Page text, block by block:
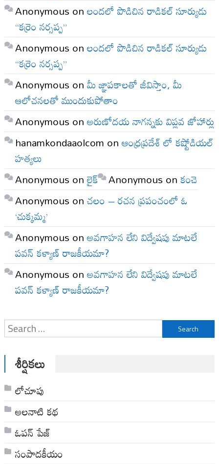
Anonymous onలందలో పొడిచిన రాడికల్ సూర్యుడు
“కర్రెం నర్సప్ప”
Anonymous onలందలో పొడిచిన రాడికల్ సూర్యుడు
“కర్రెం నర్సప్ప”
Anonymous onమీ జ్ఞాపకాలతో జీవిస్తాం, మీ
ఆలోచనలతో ముందుకుపోతాం
Anonymous onఅరుణోదయ నాగన్నకు విప్లవ జోహార్లు
hanamkondaaolcom onఆంధ్రప్రదేశ్ లో కష్టోడియల్
హత్యలు
Anonymous onలైక్ Anonymous onకంచె
Anonymous onచలం – రచన ప్రపంచంలో ఓ
‘చుక్కమ్మ’
Anonymous onఅవగాహన లేని విద్వేషపు మాటలే
పవన్ కళ్యాణ్ రాజకీయమా?
Anonymous onఅవగాహన లేని విద్వేషపు మాటలే
పవన్ కళ్యాణ్ రాజకీయమా?
Search
for:
శీర్షికలు
లోచూపు
అల‌నాటి క‌థ‌
ఓపన్ పేజ్
సంపాదకీయం